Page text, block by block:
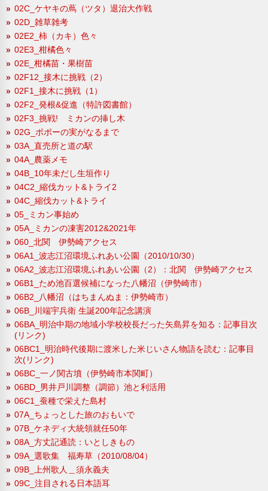
02C_ケヤキの蔦（ツタ）退治大作戦
02D_雑草雑考
02E2_柿（カキ）色々
02E3_柑橘色々
02E_柑橘苗・果樹苗
02F12_接木に挑戦（2）
02F1_接木に挑戦（1）
02F2_発根&促進（特許図書館）
02F3_挑戦! ミカンの挿し木
02G_ポポーの実がなるまで
03A_直売所と道の駅
04A_農薬メモ
04B_10年未だし生垣作り
04C2_縮伐カット&トライ2
04C_縮伐カット&トライ
05_ミカン事始め
05A_ミカンの凍害2012&2021年
060_北関 伊勢崎アクセス
06A1_波志江沼環境ふれあい公園（2010/10/30）
06A2_波志江沼環境ふれあい公園（2）：北関 伊勢崎アクセス
06B1_ため池百選候補になった八幡沼（伊勢崎市）
06B2_八幡沼（はちまんぬま：伊勢崎市）
06B_川端宇兵衛 生誕200年記念講演
06BA_明治中期の地域小学校校長だった矢島昇を知る：記事目次
(リンク)
06BC1_明治時代後期に渡米した米じいさん物語を読む：記事目
次(リンク)
06BC_一ノ関古墳（伊勢崎市本関町）
06BD_男井戸川調整（調節）池と利活用
06C1_蚕種で栄えた島村
07A_ちょっとした旅のおもいで
07B_ケネディ大統領就任50年
08A_方丈記通読：いとしきもの
09A_選歌集 福寿草（2010/08/04）
09B_上州歌人＿須永義夫
09C_注目される日本語耳